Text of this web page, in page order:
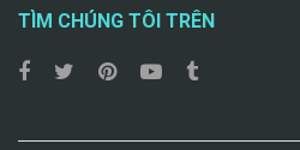
TÌM CHÚNG TÔI TRÊN